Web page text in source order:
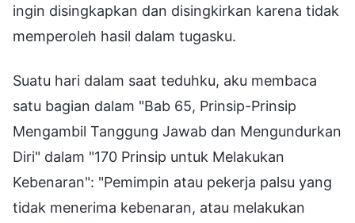
ingin disingkapkan dan disingkirkan karena tidak
memperoleh hasil dalam tugasku.
Suatu hari dalam saat teduhku, aku membaca
satu bagian dalam "Bab 65, Prinsip-Prinsip
Mengambil Tanggung Jawab dan Mengundurkan
Diri" dalam "170 Prinsip untuk Melakukan
Kebenaran": "Pemimpin atau pekerja palsu yang
tidak menerima kebenaran, atau melakukan